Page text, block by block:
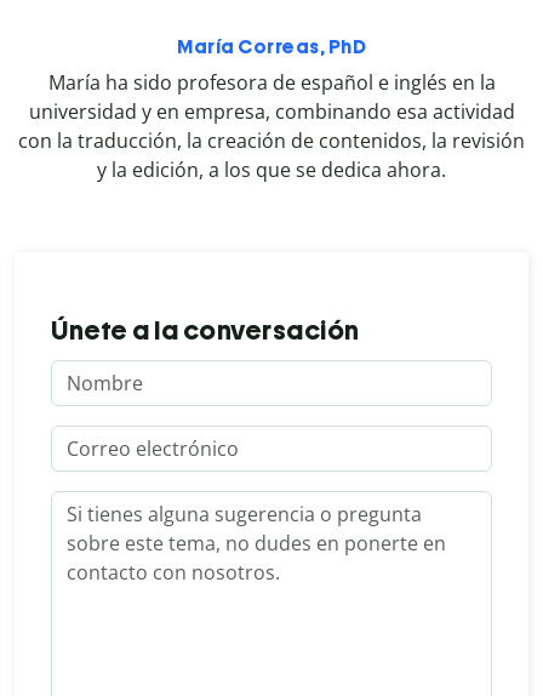
María Correas, PhD
María ha sido profesora de español e inglés en la
universidad y en empresa, combinando esa actividad
con la traducción, la creación de contenidos, la revisión
y la edición, a los que se dedica ahora.
Únete a la conversación